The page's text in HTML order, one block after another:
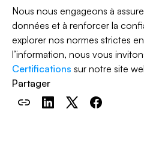
Partager
Nous nous engageons à
données et à renforcer la
explorer nos normes strictes
l’information, nous vous
Certifications sur notre site